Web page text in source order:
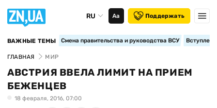
RU Аа Поддержать
ВАЖНЫЕ ТЕМЫ Смена правительства и руководства ВСУ
ГЛАВНАЯ МИР
АВСТРИЯ ВВЕЛА ЛИМИТ НА ПРИЕМ
БЕЖЕНЦЕВ
18 февраля, 2016, 07:00